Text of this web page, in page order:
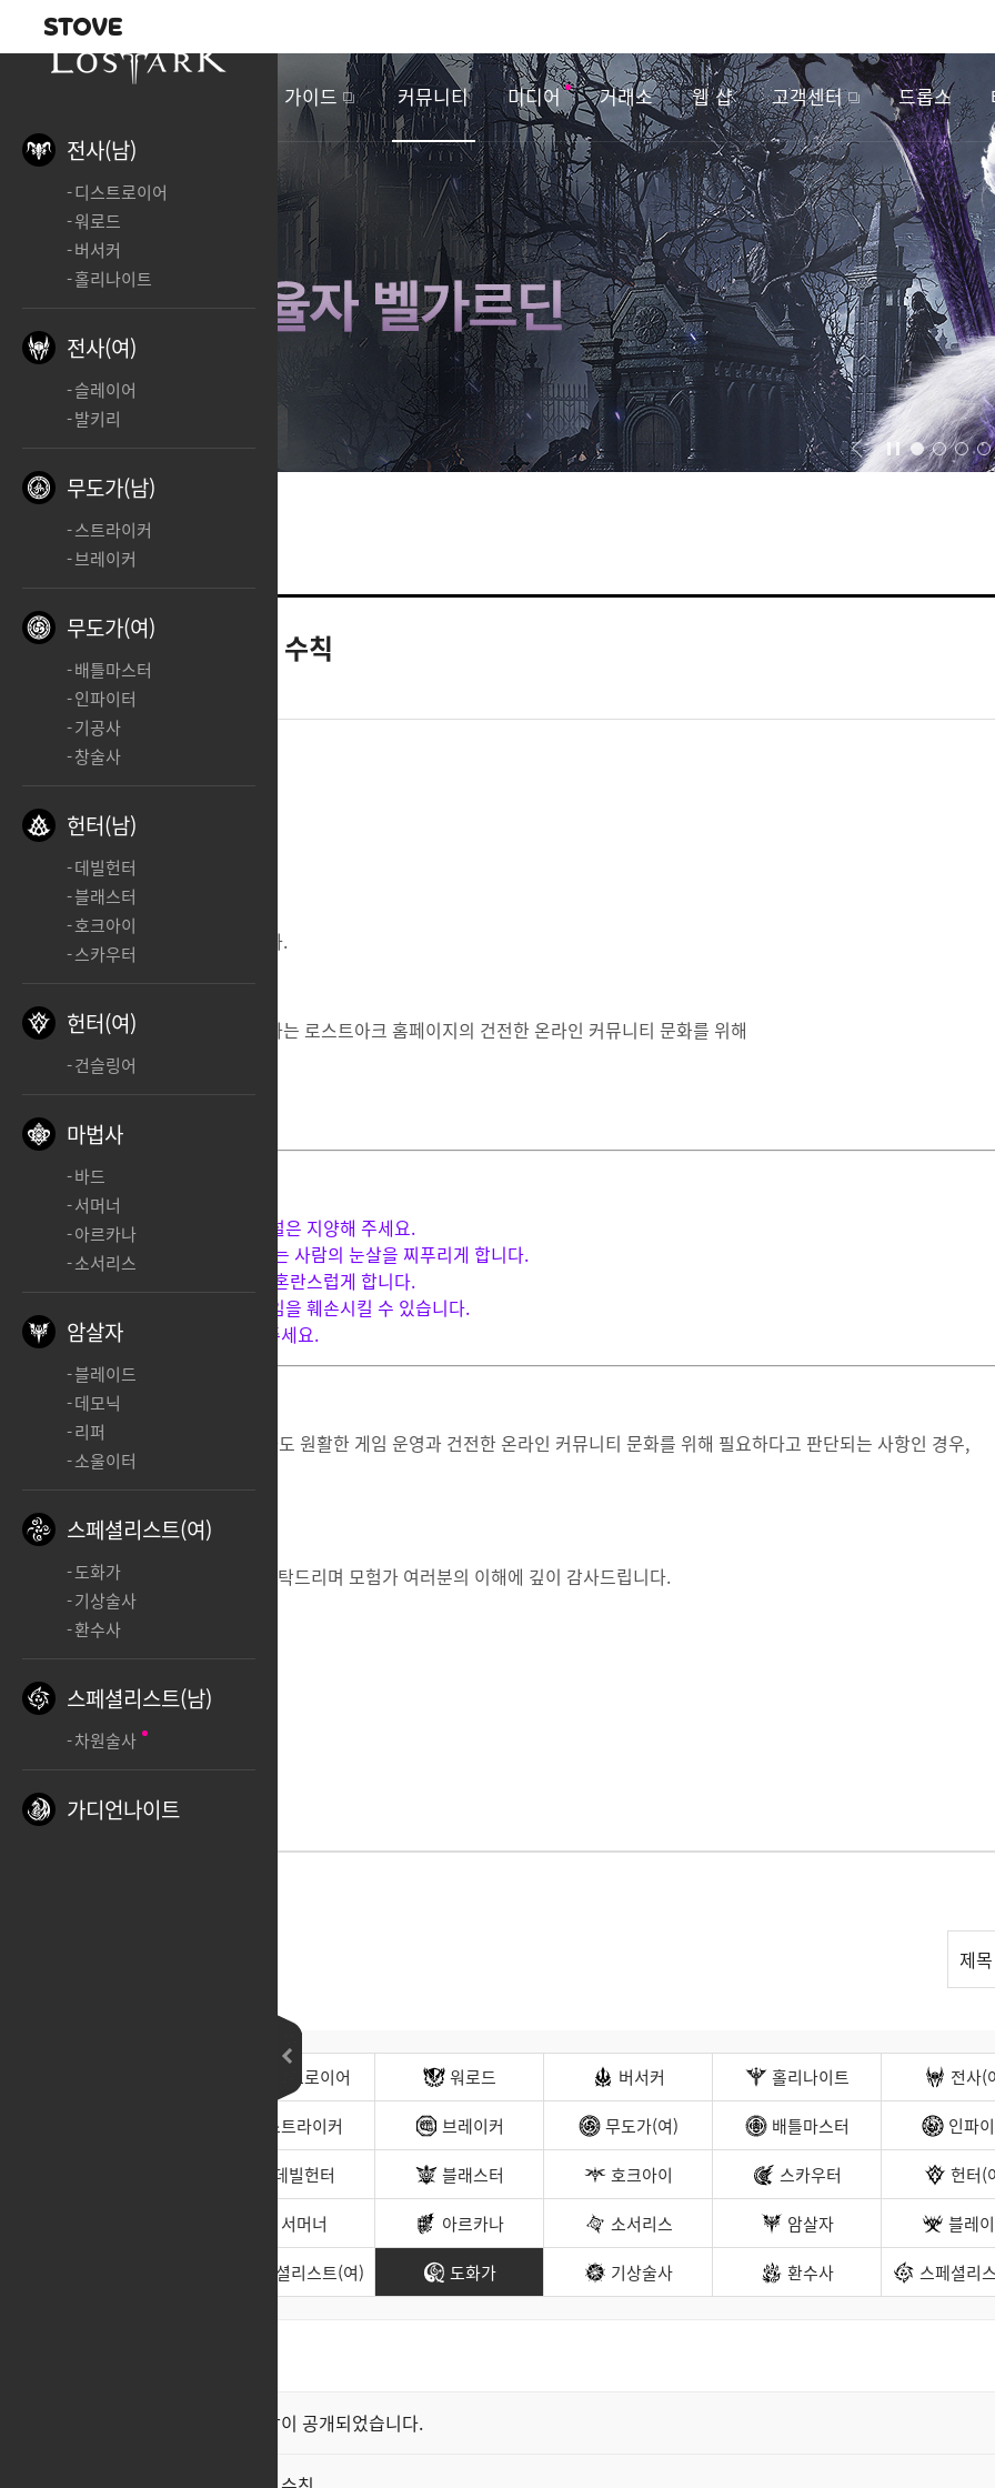
내비게이션
가이드 커뮤니티 미디어 거래소 웹 샵 고객센터 드롭스
공지 직업게시판 이용 수칙
2018.09.17 02:35
안녕하세요. 로스트아크입니다.
게시판 이용 수칙을 안내해 드립니다.
모든 모험가 여러분들이 함께 이용하는 로스트아크 홈페이지의 건전한 온라인 커뮤니티 문화를 위해
너른 이해와 협조를 부탁드립니다.
[게시판 이용 시 꼭 지켜주세요]
1. 다른 모험가에 대한 비방이나 욕설은 지양해 주세요.
2. 사회 문화적 편견이 담긴 글은 보는 사람의 눈살을 찌푸리게 합니다.
3. 잘못된 허위 정보는 많은 사람을 혼란스럽게 합니다.
4. 부적절한 상업적 목적의 글은 게임을 훼손시킬 수 있습니다.
5. 타인의 저작권과 초상권을 지켜주세요.
구체적으로 명시되지 않은 사항이라도 원활한 게임 운영과 건전한 온라인 커뮤니티 문화를 위해 필요하다고 판단되는 사항인 경우,
자세한 내용은[ 을 확인 부탁드리며 모험가 여러분의 이해에 깊이 감사드립니다.
스
트
색
제목
전사(남)
디스트로이어
워로드
버서커
홀리나이트
전사(여)
슬레이어
발키리
무도가(남)
스트라이커
브레이커
무도가(여)
배틀마스터
인파이터
기공사
창술사
헌터(남)
데빌헌터
블래스터
호크아이
스카우터
헌터(여)
건슬링어
마법사
바드
서머너
아르카나
소서리스
암살자
블레이드
데모닉
리퍼
소울이터
스페셜리스트(여)
도화가
기상술사
환수사
스페셜리스트(남)
차원술사
가디언나이트
디스트로이어 워로드 버서커 홀리나이트
전사(
스트라이커 브레이커 무도가(여) 배틀마스터
인파
데빌헌터 블래스터 호크아이 스카우터
헌터(
서머너 아르카나 소서리스 암살자
블레
스페셜리스트(여) 도화가 기상술사 환수사 스페셜리
클래스 스킬 영상이 공개되었습니다.